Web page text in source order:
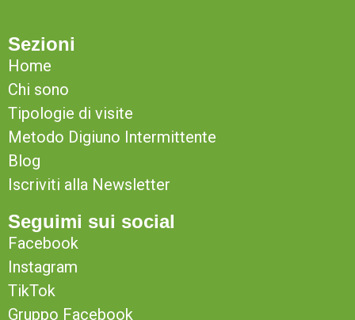
Sezioni
Home
Chi sono
Tipologie di visite
Metodo Digiuno Intermittente
Blog
Iscriviti alla Newsletter
Seguimi sui social
Facebook
Instagram
TikTok
Gruppo Facebook